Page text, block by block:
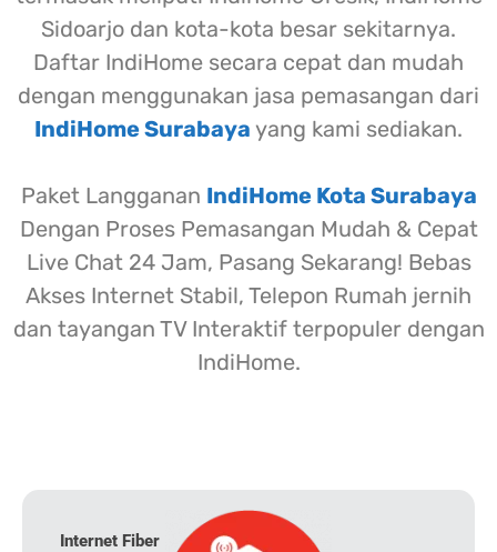
Sidoarjo dan kota-kota besar sekitarnya.
Daftar IndiHome secara cepat dan mudah
dengan menggunakan jasa pemasangan dari
IndiHome Surabaya yang kami sediakan.
Paket Langganan IndiHome Kota Surabaya
Dengan Proses Pemasangan Mudah & Cepat
Live Chat 24 Jam, Pasang Sekarang! Bebas
Akses Internet Stabil, Telepon Rumah jernih
dan tayangan TV Interaktif terpopuler dengan
IndiHome.
Internet Fiber